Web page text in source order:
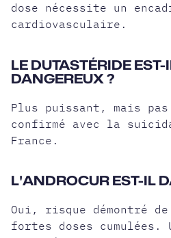
dose nécessite un
cardiovasculaire.
LE DUTASTÉRIDE EST-
DANGEREUX ?
Plus puissant, mais
confirmé avec la
France.
L'ANDROCUR EST-IL
Oui, risque démontré de
fortes doses cumulées.